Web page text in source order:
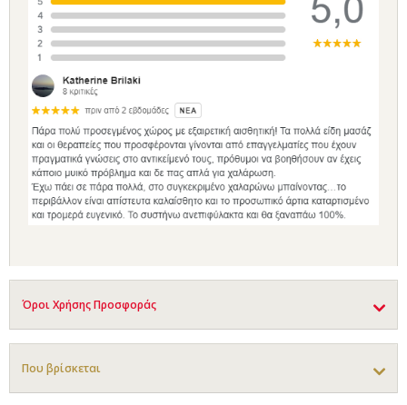
Όροι Χρήσης Προσφοράς
Που βρίσκεται